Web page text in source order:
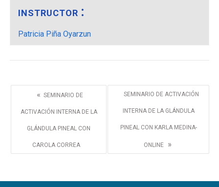
INSTRUCTOR
Patricia Piña Oyarzun
« SEMINARIO DE
ACTIVACIÓN INTERNA DE LA
GLÁNDULA PINEAL CON
CAROLA CORREA
SEMINARIO DE ACTIVACIÓN
INTERNA DE LA GLÁNDULA
PINEAL CON KARLA MEDINA-
ONLINE »